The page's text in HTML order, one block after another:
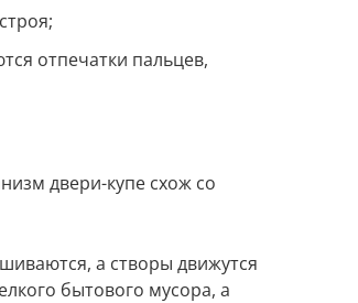
отпечатки пальцев,
двери-купе схож со
а створы движутся
бытового мусора, а